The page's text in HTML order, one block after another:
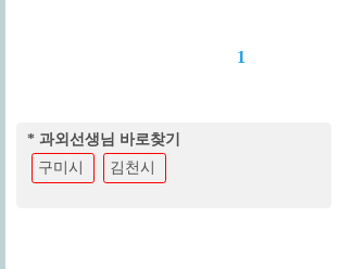
1
* 과외선생님 바로찾기
구미시
김천시